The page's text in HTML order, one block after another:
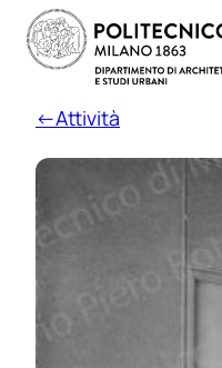
←Attività